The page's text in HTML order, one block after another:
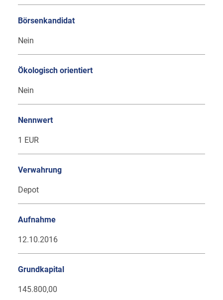
Börsenkandidat
Nein
Ökologisch orientiert
Nein
Nennwert
1 EUR
Verwahrung
Depot
Aufnahme
12.10.2016
Grundkapital
145.800,00